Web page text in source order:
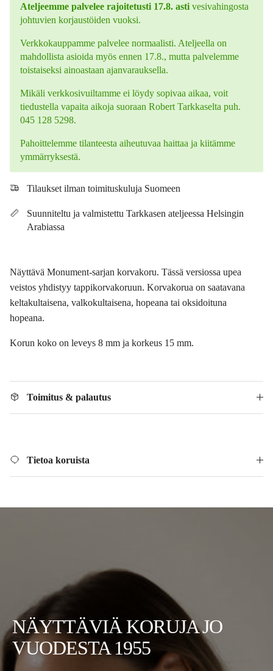
Ateljeemme palvelee rajoitetusti 17.8. asti vesivahingosta
johtuvien korjaustöiden vuoksi.
Verkkokauppamme palvelee normaalisti. Ateljeella on
mahdollista asioida myös ennen 17.8., mutta palvelemme
toistaiseksi ainoastaan ajanvarauksella.
Mikäli verkkosivuiltamme ei löydy sopivaa aikaa, voit
tiedustella vapaita aikoja suoraan Robert Tarkkaselta puh.
045 128 5298.
Pahoittelemme tilanteesta aiheutuvaa haittaa ja kiitämme
ymmärryksestä.
Tilaukset ilman toimituskuluja Suomeen
Suunniteltu ja valmistettu Tarkkasen ateljeessa Helsingin
Arabiassa
Näyttävä Monument-sarjan korvakoru. Tässä versiossa upea
veistos yhdistyy tappikorvakoruun. Korvakorua on saatavana
keltakultaisena, valkokultaisena, hopeana tai oksidoituna
hopeana.
Korun koko on leveys 8 mm ja korkeus 15 mm.
Toimitus & palautus
Tietoa koruista
NÄYTTÄVIÄ KORUJA JO
VUODESTA 1955